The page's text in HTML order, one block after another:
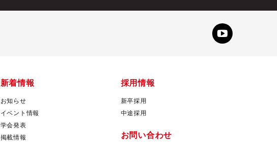
新着情報
お知らせ
イベント情報
学会発表
掲載情報
採用情報
新卒採用
中途採用
お問い合わせ